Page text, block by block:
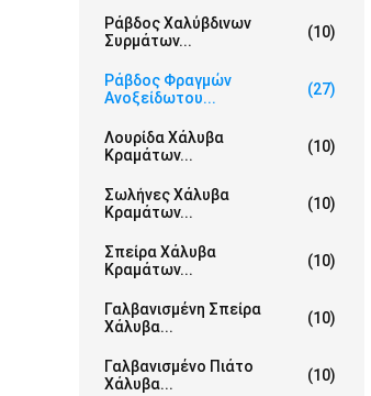
Ράβδος Χαλύβδινων
Συρμάτων...
(10)
Ράβδος Φραγμών
Ανοξείδωτου...
(27)
Λουρίδα Χάλυβα
Κραμάτων...
(10)
Σωλήνες Χάλυβα
Κραμάτων...
(10)
Σπείρα Χάλυβα
Κραμάτων...
(10)
Γαλβανισμένη Σπείρα
Χάλυβα...
(10)
Γαλβανισμένο Πιάτο
Χάλυβα...
(10)